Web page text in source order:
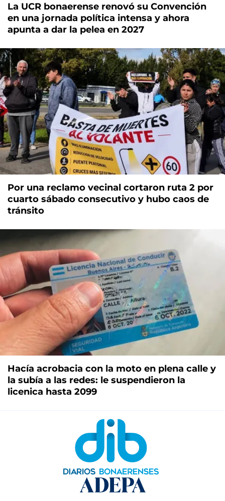
La UCR bonaerense renovó su Convención
en una jornada política intensa y ahora
apunta a dar la pelea en 2027
Por una reclamo vecinal cortaron ruta 2 por
cuarto sábado consecutivo y hubo caos de
tránsito
Hacía acrobacia con la moto en plena calle y
la subía a las redes: le suspendieron la
licenica hasta 2099